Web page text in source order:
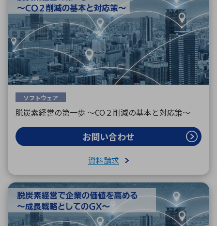
ソフトウェア
脱炭素経営の第一歩 〜CO２削減の基本と対応策〜
お問い合わせ
資料請求